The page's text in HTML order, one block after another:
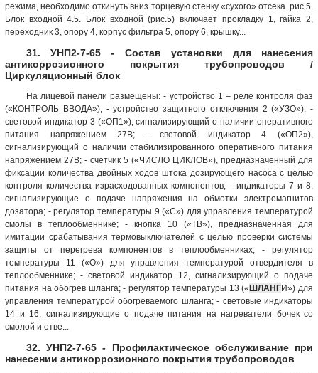
режима, необходимо откинуть вниз торцевую стенку «сухого» отсека. рис.5.
Блок входной 4.5. Блок входной (рис.5) включает прокладку 1, гайка 2,
переходник 3, опору 4, корпус фильтра 5, опору 6, крышку...
31. УНП2-7-65 - Состав установки для нанесения
антикоррозионного покрытия трубопроводов /
Циркуляционный блок
На лицевой панели размещены: - устройство 1 – реле контроля фаз
(«КОНТРОЛЬ ВВОДА»); - устройство защитного отключения 2 («УЗО»); -
световой индикатор 3 («ОП1»), сигнализирующий о наличии оперативного
питания напряжением 27В; - световой индикатор 4 («ОП2»),
сигнализирующий о наличии стабилизированного оперативного питания
напряжением 27В; - счетчик 5 («ЧИСЛО ЦИКЛОВ»), предназначенный для
фиксации количества двойных ходов штока дозирующего насоса с целью
контроля количества израсходованных компонентов; - индикаторы 7 и 8,
сигнализирующие о подаче напряжения на обмотки электромагнитов
дозатора; - регулятор температуры 9 («С») для управления температурой
смолы в теплообменнике; - кнопка 10 («ТВ»), предназначенная для
имитации срабатывания термовыключателей с целью проверки системы
защиты от перегрева компонентов в теплообменниках; - регулятор
температуры 11 («О») для управления температурой отвердителя в
теплообменнике; - световой индикатор 12, сигнализирующий о подаче
питания на обогрев шланга; - регулятор температуры 13 («ШЛАНГИ») для
управления температурой обогреваемого шланга; - световые индикаторы
14 и 16, сигнализирующие о подаче питания на нагреватели бочек со
смолой и отве...
32. УНП2-7-65 - Профилактическое обслуживание при
нанесении антикоррозионного покрытия трубопроводов